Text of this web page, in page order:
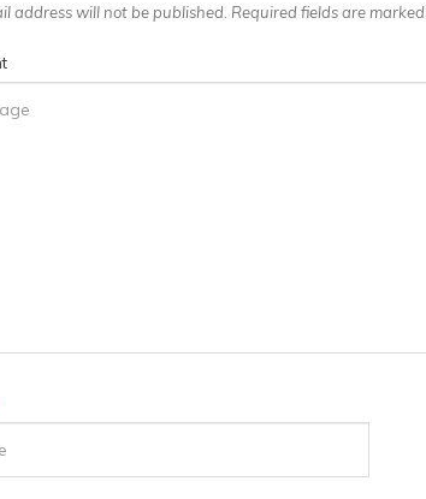
address will not be published. Required fields are marked